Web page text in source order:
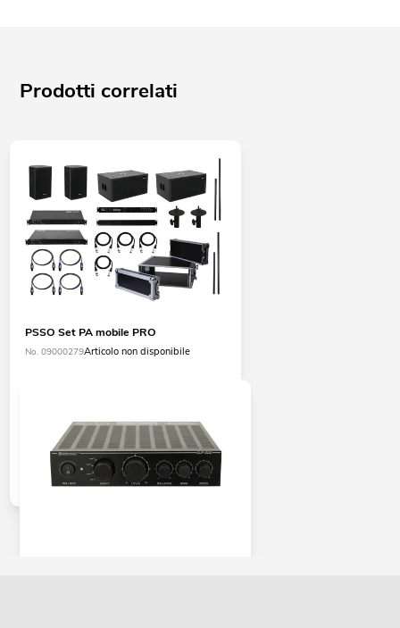
Prodotti correlati
PSSO Set PA mobile PRO
No. 09000279Articolo non disponibile